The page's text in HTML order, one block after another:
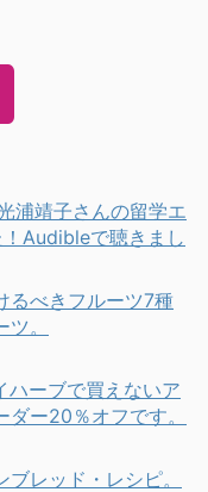
浦靖子さんの留学エ
Audibleで聴きまし
るべきフルーツ7種
。
ハーブで買えないア
ー20％オフです。
レッド・レシピ。